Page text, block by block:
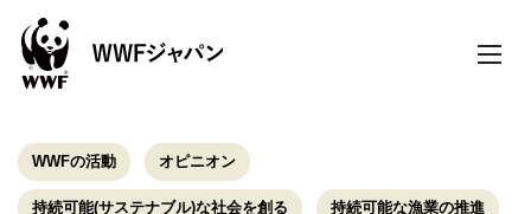
toggle
WWFの活動 オピニオン
持続可能(サステナブル)な社会を創る 持続可能な漁業の推進